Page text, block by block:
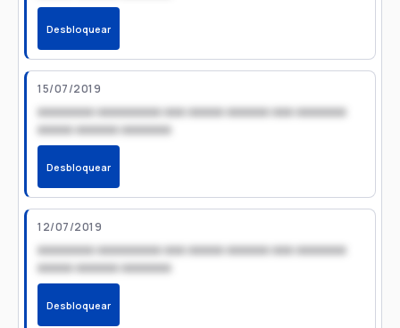
Desbloquear
15/07/2019
xxxxxxxx xxxxxxxxx xxx xxxxx xxxxxx xxx xxxxxxx
xxxxx xxxxxx xxxxxxx
Desbloquear
12/07/2019
xxxxxxxx xxxxxxxxx xxx xxxxx xxxxxx xxx xxxxxxx
xxxxx xxxxxx xxxxxxx
Desbloquear